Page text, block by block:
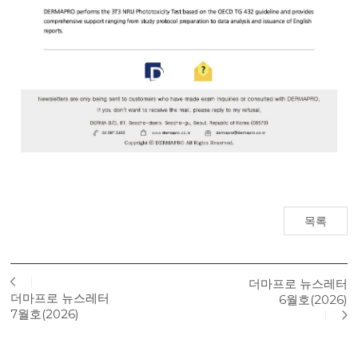
목록
더마프로 뉴스레터
7월호(2026)
더마프로 뉴스레터
6월호(2026)